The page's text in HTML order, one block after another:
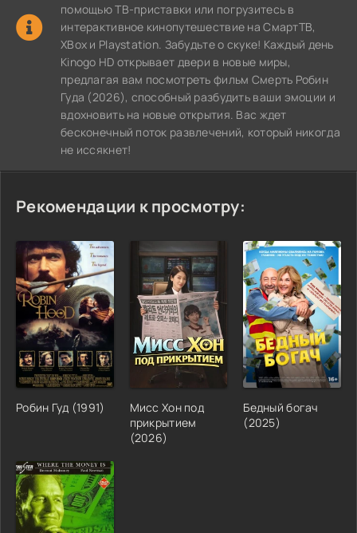
помощью ТВ-приставки или погрузитесь в
интерактивное кинопутешествие на СмартТВ,
XBox и Playstation. Забудьте о скуке! Каждый день
Kinogo HD открывает двери в новые миры,
предлагая вам посмотреть фильм Смерть Робин
Гуда (2026), способный разбудить ваши эмоции и
вдохновить на новые открытия. Вас ждет
бесконечный поток развлечений, который никогда
не иссякнет!
Рекомендации к просмотру:
Робин Гуд (1991)
Мисс Хон под
прикрытием
(2026)
Бедный богач
(2025)